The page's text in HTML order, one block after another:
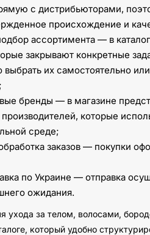
с дистрибьюторами,
происхождение и
ассортимента — в
закрывают конкретные
выбрать их самостоятельно
бренды — в магазине
которые
среде;
заказов — покупки
по Украине — отправка
ожидания.
ухода за телом, волосами,
который удобно